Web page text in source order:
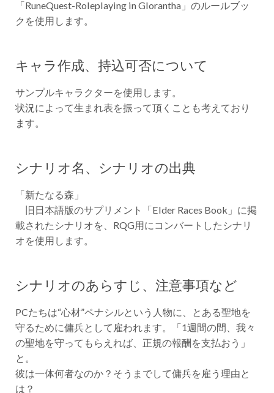
「RuneQuest-Roleplaying in Glorantha」のルールブッ
クを使用します。
キャラ作成、持込可否について
サンプルキャラクターを使用します。
状況によって生まれ表を振って頂くことも考えており
ます。
シナリオ名、シナリオの出典
「新たなる森」
旧日本語版のサプリメント「Elder Races Book」に掲
載されたシナリオを、RQG用にコンバートしたシナリ
オを使用します。
シナリオのあらすじ、注意事項など
PCたちは“心材”ペナシルという人物に、とある聖地を
守るために傭兵として雇われます。「1週間の間、我々
の聖地を守ってもらえれば、正規の報酬を支払おう」
と。
彼は一体何者なのか？そうまでして傭兵を雇う理由と
は？